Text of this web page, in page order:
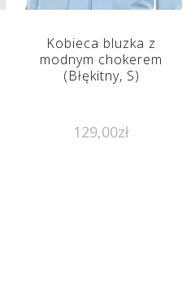
Kobieca bluzka z
modnym chokerem
(Błękitny, S)
129,00zł